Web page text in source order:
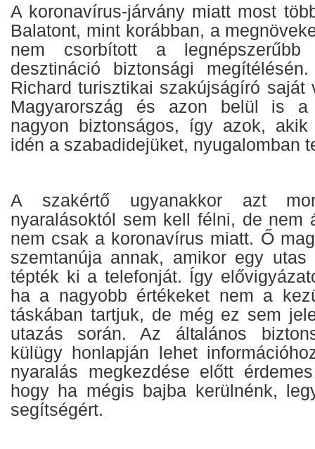
A koronavírus-járvány miatt most
Balatont, mint korábban, a
nem csorbított a legnépszerűbb
desztináció biztonsági
Richard turisztikai szakújságíró saját
Magyarország és azon belül is a
nagyon biztonságos, így azok,
idén a szabadidejüket, nyugalomban
A szakértő ugyanakkor azt
nyaralásoktól sem kell félni, de nem
nem csak a koronavírus miatt. Ő
szemtanúja annak, amikor egy
tépték ki a telefonját. Így
ha a nagyobb értékeket nem a
táskában tartjuk, de még ez sem
utazás során. Az általános
külügy honlapján lehet
nyaralás megkezdése előtt
hogy ha mégis bajba kerülnénk,
segítségért.